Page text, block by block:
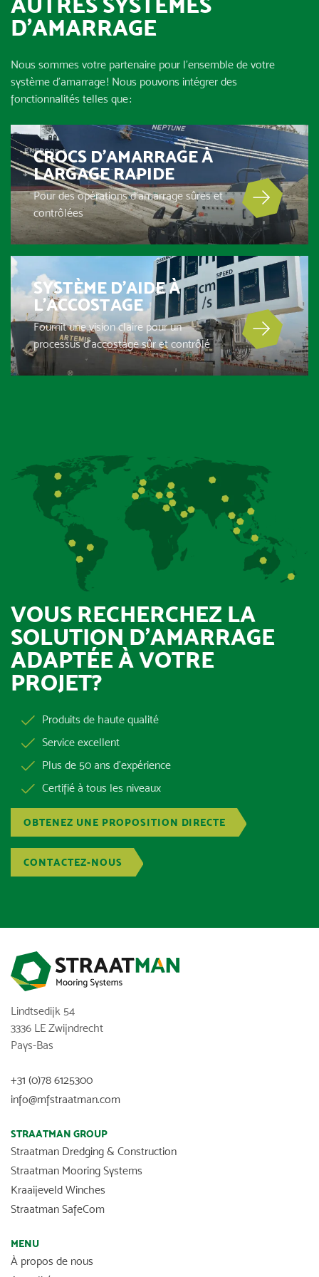
D’AMARRAGE
Nous sommes votre partenaire pour l’ensemble de votre
système d’amarrage ! Nous pouvons intégrer des
fonctionnalités telles que :
CROCS D’AMARRAGE À
LARGAGE RAPIDE
Pour des opérations d’amarrage sûres et
contrôlées
SYSTÈME D’AIDE À
L’ACCOSTAGE
Fournit une vision claire pour un
processus d’accostage sûr et contrôlé
VOUS RECHERCHEZ LA
SOLUTION D’AMARRAGE
ADAPTÉE À VOTRE
PROJET?
Produits de haute qualité
Service excellent
Plus de 50 ans d’expérience
Certifié à tous les niveaux
OBTENEZ UNE PROPOSITION DIRECTE
CONTACTEZ-NOUS
Lindtsedijk 54
3336 LE Zwijndrecht
Pays-Bas
+31 (0)78 6125300
info@mfstraatman.com
STRAATMAN GROUP
Straatman Dredging & Construction
Straatman Mooring Systems
Kraaijeveld Winches
Straatman SafeCom
MENU
À propos de nous